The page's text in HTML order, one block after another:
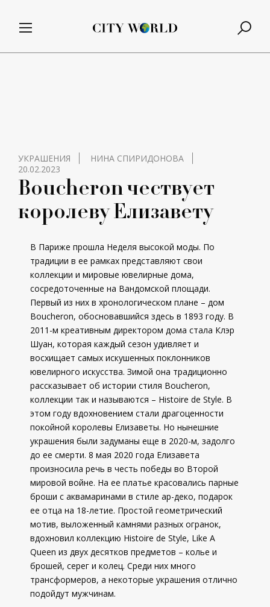
УКРАШЕНИЯ
НИНА СПИРИДОНОВА
20.02.2023
Boucheron чествует
королеву Елизавету
В Париже прошла Неделя высокой моды. По
традиции в ее рамках представляют свои
коллекции и мировые ювелирные дома,
сосредоточенные на Вандомской площади.
Первый из них в хронологическом плане – дом
Boucheron, обосновавшийся здесь в 1893 году. В
2011-м креативным директором дома стала Клэр
Шуан, которая каждый сезон удивляет и
восхищает самых искушенных поклонников
ювелирного искусства. Зимой она традиционно
рассказывает об истории стиля Boucheron,
коллекции так и называются – Histoire de Style. В
этом году вдохновением стали драгоценности
покойной королевы Елизаветы. Но нынешние
украшения были задуманы еще в 2020-м, задолго
до ее смерти. 8 мая 2020 года Елизавета
произносила речь в честь победы во Второй
мировой войне. На ее платье красовались парные
броши с аквамаринами в стиле ар-деко, подарок
ее отца на 18-летие. Простой геометрический
мотив, выложенный камнями разных огранок,
вдохновил коллекцию Histoire de Style, Like A
Queen из двух десятков предметов – колье и
брошей, серег и колец. Среди них много
трансформеров, а некоторые украшения отлично
подойдут мужчинам.